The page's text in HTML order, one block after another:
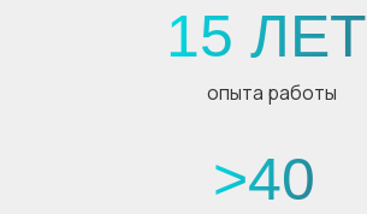
>40
15 ЛЕТ
опыта работы